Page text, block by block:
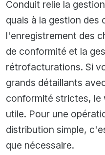
Conduit relie la
quais à la gestion des
l'enregistrement des
de conformité et la
rétrofacturations. Si
grands détaillants
conformité strictes,
utile. Pour une
distribution simple,
que nécessaire.